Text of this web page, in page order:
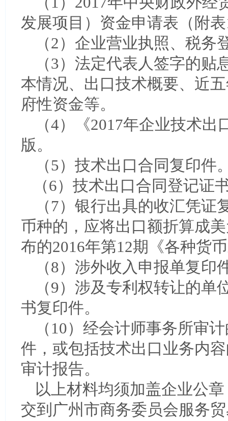
发展项目）资金申请表（附
（2）企业营业执照、税务
（3）法定代表人签字的
本情况、出口技术概要、近
府性资金等。
（4）《2017年企业技术
版。
（5）技术出口合同复印件
（6）技术出口合同登记证
（7）银行出具的收汇凭
币种的，应将出口额折算成
布的2016年第12期《各种货
（8）涉外收入申报单复印
（9）涉及专利权转让的
书复印件。
（10）经会计师事务所审
件，或包括技术出口业务内
审计报告。
以上材料均须加盖企业公
交到广州市商务委员会服务